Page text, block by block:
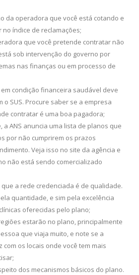
da operadora que você está cotando e
índice de reclamações;
que você pretende contratar não
sob intervenção do governo por
nas finanças ou em processo de
condição financeira saudável deve
o SUS. Procure saber se a empresa
contratar é uma boa pagadora;
a ANS anuncia uma lista de planos que
por não cumprirem os prazos
Veja isso no site da agência e
não está sendo comercializado
a rede credenciada é de qualidade.
quantidade, e sim pela excelência
oferecidas pelo plano;
estarão no plano, principalmente
que viaja muito, e note se a
com os locais onde você tem mais
dos mecanismos básicos do plano.